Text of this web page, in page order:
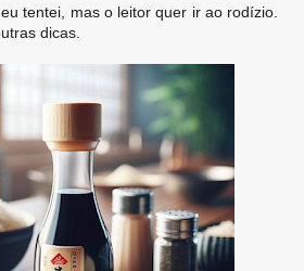
tentei, mas o leitor quer ir ao rodízio.
dicas.